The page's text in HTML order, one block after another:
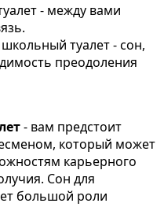
- между вами
туалет - сон,
преодоления
- вам предстоит
который может
карьерного
Сон для
большой роли